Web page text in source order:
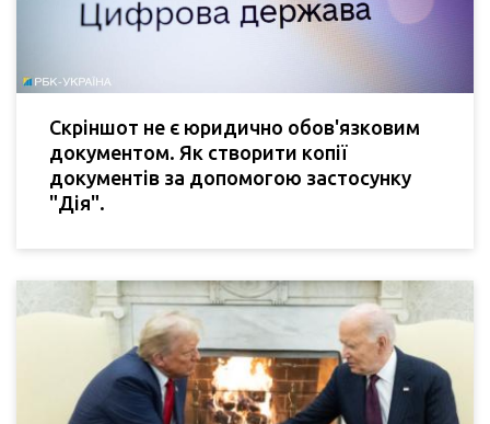
Скріншот не є юридично обов'язковим
документом. Як створити копії
документів за допомогою застосунку
"Дія".